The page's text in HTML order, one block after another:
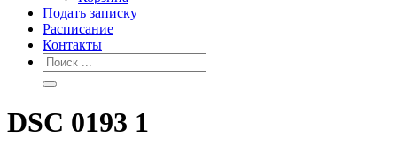
Подать записку
Расписание
Контакты
DSC 0193 1